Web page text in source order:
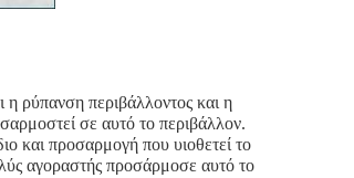
η ρύπανση περιβάλλοντος και η
σε αυτό το περιβάλλον.
και προσαρμογή που υιοθετεί το
αγοραστής προσάρμοσε αυτό το